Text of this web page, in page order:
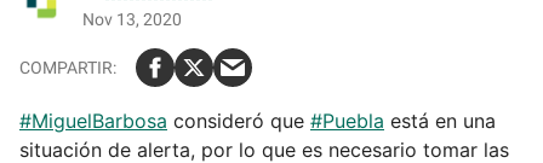
Nov 13, 2020
#MiguelBarbosa consideró que #Puebla está en una
situación de alerta, por lo que es necesario tomar las